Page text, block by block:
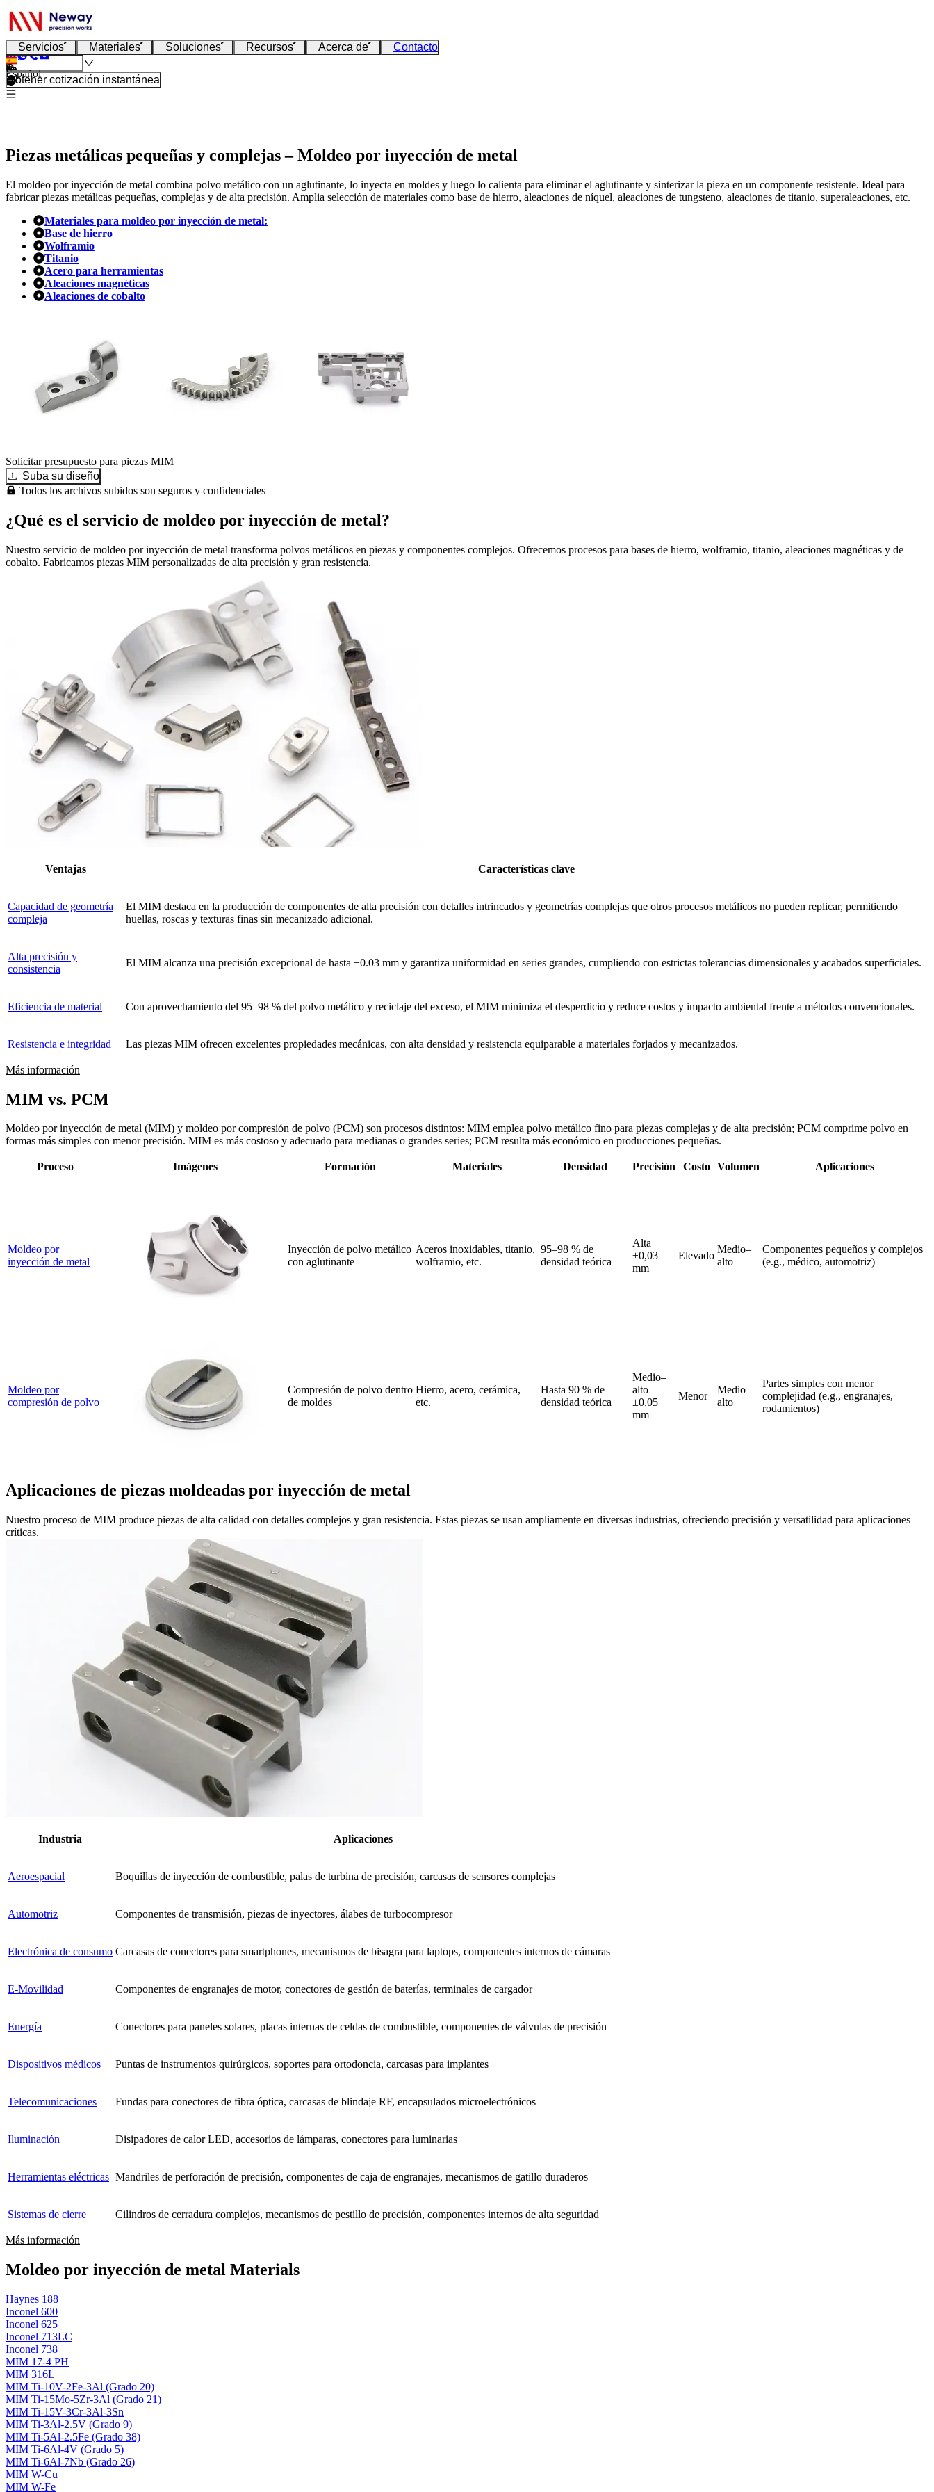
Servicios Materiales Soluciones Recursos Acerca de Contacto
Español
Obtener cotización instantánea
Piezas metálicas pequeñas y complejas – Moldeo por inyección de metal
El moldeo por inyección de metal combina polvo metálico con un aglutinante, lo inyecta en moldes y luego lo calienta para eliminar el aglutinante y sinterizar la pieza en un componente resistente. Ideal para
fabricar piezas metálicas pequeñas, complejas y de alta precisión. Amplia selección de materiales como base de hierro, aleaciones de níquel, aleaciones de tungsteno, aleaciones de titanio, superaleaciones, etc.
Materiales para moldeo por inyección de metal:
Base de hierro
Wolframio
Titanio
Acero para herramientas
Aleaciones magnéticas
Aleaciones de cobalto
Solicitar presupuesto para piezas MIM
Suba su diseño
Todos los archivos subidos son seguros y confidenciales
¿Qué es el servicio de moldeo por inyección de metal?
Nuestro servicio de moldeo por inyección de metal transforma polvos metálicos en piezas y componentes complejos. Ofrecemos procesos para bases de hierro, wolframio, titanio, aleaciones magnéticas y de
cobalto. Fabricamos piezas MIM personalizadas de alta precisión y gran resistencia.
Ventajas Características clave
Capacidad de geometría
compleja
El MIM destaca en la producción de componentes de alta precisión con detalles intrincados y geometrías complejas que otros procesos metálicos no pueden replicar, permitiendo
huellas, roscas y texturas finas sin mecanizado adicional.
Alta precisión y
consistencia
El MIM alcanza una precisión excepcional de hasta ±0.03 mm y garantiza uniformidad en series grandes, cumpliendo con estrictas tolerancias dimensionales y acabados superficiales.
Eficiencia de material Con aprovechamiento del 95–98 % del polvo metálico y reciclaje del exceso, el MIM minimiza el desperdicio y reduce costos y impacto ambiental frente a métodos convencionales.
Resistencia e integridad Las piezas MIM ofrecen excelentes propiedades mecánicas, con alta densidad y resistencia equiparable a materiales forjados y mecanizados.
Más información
MIM vs. PCM
Moldeo por inyección de metal (MIM) y moldeo por compresión de polvo (PCM) son procesos distintos: MIM emplea polvo metálico fino para piezas complejas y de alta precisión; PCM comprime polvo en
formas más simples con menor precisión. MIM es más costoso y adecuado para medianas o grandes series; PCM resulta más económico en producciones pequeñas.
Proceso Imágenes Formación Materiales Densidad Precisión Costo Volumen Aplicaciones
Moldeo por
inyección de metal
Inyección de polvo metálico
con aglutinante
Aceros inoxidables, titanio,
wolframio, etc.
95–98 % de
densidad teórica
Alta
±0,03
mm
Elevado
Medio–
alto
Componentes pequeños y complejos
(e.g., médico, automotriz)
Moldeo por
compresión de polvo
Compresión de polvo dentro
de moldes
Hierro, acero, cerámica,
etc.
Hasta 90 % de
densidad teórica
Medio–
alto
±0,05
mm
Menor
Medio–
alto
Partes simples con menor
complejidad (e.g., engranajes,
rodamientos)
Aplicaciones de piezas moldeadas por inyección de metal
Nuestro proceso de MIM produce piezas de alta calidad con detalles complejos y gran resistencia. Estas piezas se usan ampliamente en diversas industrias, ofreciendo precisión y versatilidad para aplicaciones
críticas.
Industria Aplicaciones
Aeroespacial Boquillas de inyección de combustible, palas de turbina de precisión, carcasas de sensores complejas
Automotriz Componentes de transmisión, piezas de inyectores, álabes de turbocompresor
Electrónica de consumo Carcasas de conectores para smartphones, mecanismos de bisagra para laptops, componentes internos de cámaras
E-Movilidad Componentes de engranajes de motor, conectores de gestión de baterías, terminales de cargador
Energía Conectores para paneles solares, placas internas de celdas de combustible, componentes de válvulas de precisión
Dispositivos médicos Puntas de instrumentos quirúrgicos, soportes para ortodoncia, carcasas para implantes
Telecomunicaciones Fundas para conectores de fibra óptica, carcasas de blindaje RF, encapsulados microelectrónicos
Iluminación Disipadores de calor LED, accesorios de lámparas, conectores para luminarias
Herramientas eléctricas Mandriles de perforación de precisión, componentes de caja de engranajes, mecanismos de gatillo duraderos
Sistemas de cierre Cilindros de cerradura complejos, mecanismos de pestillo de precisión, componentes internos de alta seguridad
Más información
Moldeo por inyección de metal Materials
Haynes 188
Inconel 600
Inconel 625
Inconel 713LC
Inconel 738
MIM 17-4 PH
MIM 316L
MIM Ti-10V-2Fe-3Al (Grado 20)
MIM Ti-15Mo-5Zr-3Al (Grado 21)
MIM Ti-15V-3Cr-3Al-3Sn
MIM Ti-3Al-2.5V (Grado 9)
MIM Ti-5Al-2.5Fe (Grado 38)
MIM Ti-6Al-4V (Grado 5)
MIM Ti-6Al-7Nb (Grado 26)
MIM W-Cu
MIM W-Fe